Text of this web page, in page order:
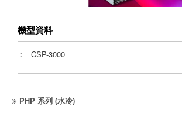
機型資料
： CSP-3000
PHP 系列 (水冷)